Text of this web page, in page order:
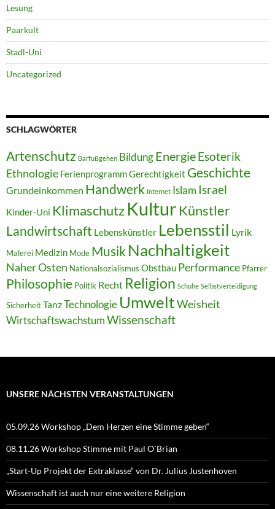
Lesung
Paarkult
Stadl-Uni
Uncategorized
SCHLAGWÖRTER
Artenschutz Barfußgehen BildungEnergieEsoterik
Ethnologie FerienprogrammGerechtigkeit Geschichte
Grundeinkommen Handwerk Internet Islam Israel
Kinder-Uni KlimaschutzKultur Künstler
Landwirtschaft Lebenskünstler Lebensstil Lyrik
Malerei Medizin Mode MusikNachhaltigkeit
Naher Osten Nationalsozialismus Obstbau Performance Pfarrer
Philosophie Politik Recht Religion Schuhe Selbstverteidigung
SicherheitTanzTechnologie UmweltWeisheit
WirtschaftswachstumWissenschaft
UNSERE NÄCHSTEN VERANSTALTUNGEN
05.09.26 Workshop „Dem Herzen eine Stimme geben“
08.11.26 Workshop Stimme mit Paul O`Brian
„Start-Up Projekt der Extraklasse“ von Dr. Julius Justenhoven
Wissenschaft ist auch nur eine weitere Religion